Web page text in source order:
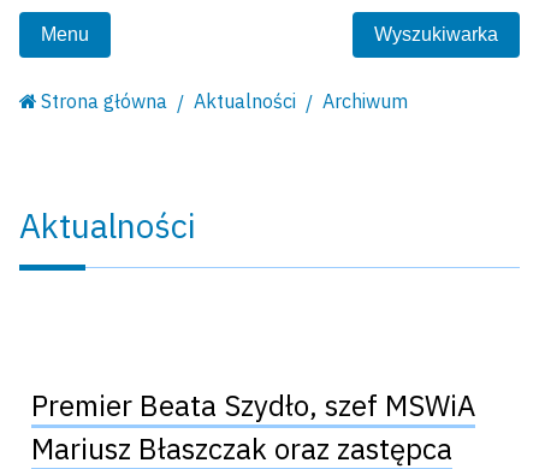
Menu Wyszukiwarka
Strona główna Aktualności Archiwum
Aktualności
Premier Beata Szydło, szef MSWiA
Mariusz Błaszczak oraz zastępca